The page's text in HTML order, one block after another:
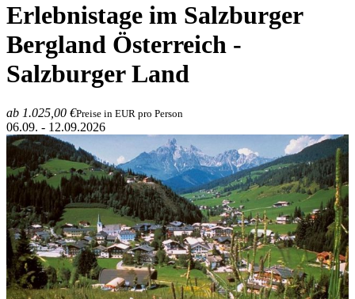
Erlebnistage im Salzburger
Bergland Österreich -
Salzburger Land
ab 1.025,00 €Preise in EUR pro Person
06.09. - 12.09.2026